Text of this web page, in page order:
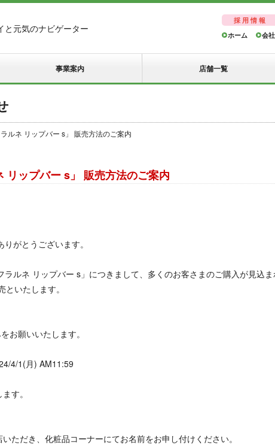
と元気のナビゲーター
採用情報
ホーム
会
事業案内 店舗一覧
ルネ リップバー s」 販売方法のご案内
リップバー s」 販売方法のご案内
がとうございます。
ルネ リップバー s」につきまして、多くのお客さまのご購入が見込
いたします。
お願いいたします。
4/1(月) AM11:59
す。
ただき、化粧品コーナーにてお名前をお申し付けください。